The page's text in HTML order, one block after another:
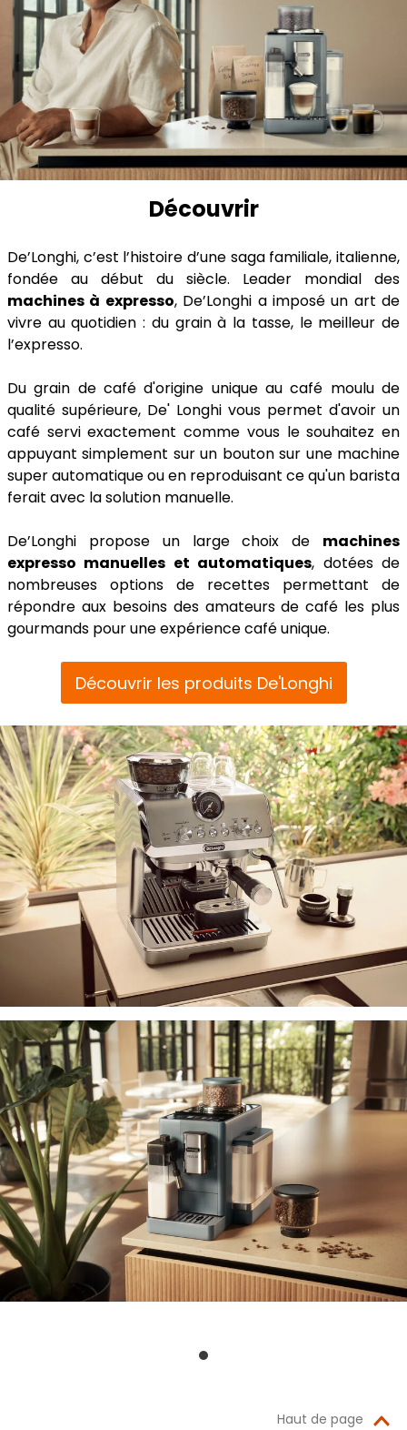
Découvrir
De’Longhi, c’est l’histoire d’une saga familiale, italienne,
fondée au début du siècle. Leader mondial des
machines à expresso, De’Longhi a imposé un art de
vivre au quotidien : du grain à la tasse, le meilleur de
l’expresso.
Du grain de café d'origine unique au café moulu de
qualité supérieure, De' Longhi vous permet d'avoir un
café servi exactement comme vous le souhaitez en
appuyant simplement sur un bouton sur une machine
super automatique ou en reproduisant ce qu'un barista
ferait avec la solution manuelle.
De’Longhi propose un large choix de machines
expresso manuelles et automatiques, dotées de
nombreuses options de recettes permettant de
répondre aux besoins des amateurs de café les plus
gourmands pour une expérience café unique.
Découvrir les produits De'Longhi
Haut de page